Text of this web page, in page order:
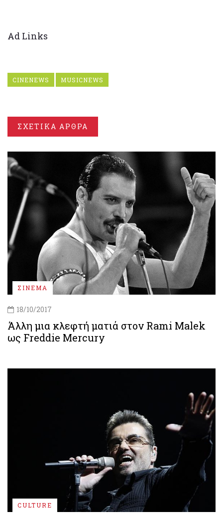
Ad Links
CINENEWS MUSICNEWS
ΣΧΕΤΙΚΑ ΑΡΘΡΑ
ΣΙΝΕΜΑ
18/10/2017
Άλλη μια κλεφτή ματιά στον Rami Malek
ως Freddie Mercury
CULTURE